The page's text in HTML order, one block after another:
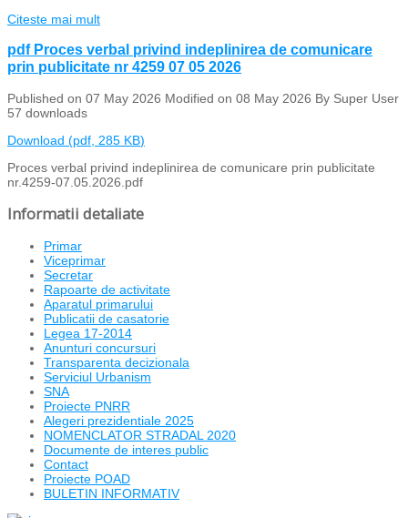
Citeste mai mult
pdf Proces verbal privind indeplinirea de comunicare
prin publicitate nr 4259 07 05 2026
Published on 07 May 2026 Modified on 08 May 2026 By Super User
57 downloads
Download (pdf, 285 KB)
Proces verbal privind indeplinirea de comunicare prin publicitate
nr.4259-07.05.2026.pdf
Informatii detaliate
Primar
Viceprimar
Secretar
Rapoarte de activitate
Aparatul primarului
Publicatii de casatorie
Legea 17-2014
Anunturi concursuri
Transparenta decizionala
Serviciul Urbanism
SNA
Proiecte PNRR
Alegeri prezidentiale 2025
NOMENCLATOR STRADAL 2020
Documente de interes public
Contact
Proiecte POAD
BULETIN INFORMATIV